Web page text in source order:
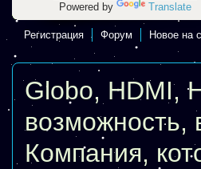
Powered by Translate
Регистрация Форум Новое на
Globo, HDMI,
возможность,
Компания,